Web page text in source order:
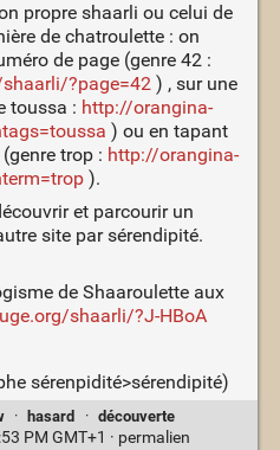
propre shaarli ou celui de
de chatroulette : on
de page (genre 42 :
?page=42) , sur une
toussa : http://orangina-
) ou en tapant
trop : http://orangina-
).
et parcourir un
site par sérendipité.
de Shaaroulette aux
shaarli/?J-HBoA
sérenpidité>sérendipité)
· hasard · découverte
PM GMT+1 · permalien